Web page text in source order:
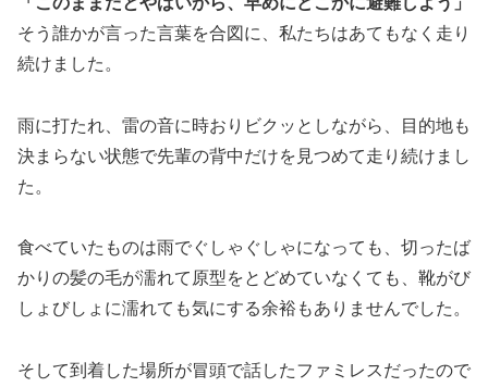
そう誰かが言った言葉を合図に、私たちはあてもなく走り
続けました。
雨に打たれ、雷の音に時おりビクッとしながら、目的地も
決まらない状態で先輩の背中だけを見つめて走り続けまし
た。
食べていたものは雨でぐしゃぐしゃになっても、切ったば
かりの髪の毛が濡れて原型をとどめていなくても、靴がび
しょびしょに濡れても気にする余裕もありませんでした。
そして到着した場所が冒頭で話したファミレスだったので